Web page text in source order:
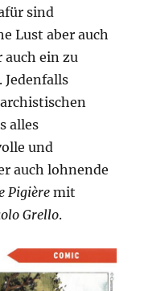
sind
Lust aber auch
auch ein zu
alles
und
auch lohnende
Pigièremit
Grello.